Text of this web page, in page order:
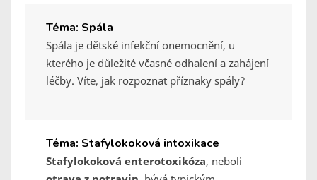
Téma: Spála
Spála je dětské infekční onemocnění, u
kterého je důležité včasné odhalení a zahájení
léčby. Víte, jak rozpoznat příznaky spály?
Téma: Stafylokoková intoxikace
Stafylokoková enterotoxikóza, neboli